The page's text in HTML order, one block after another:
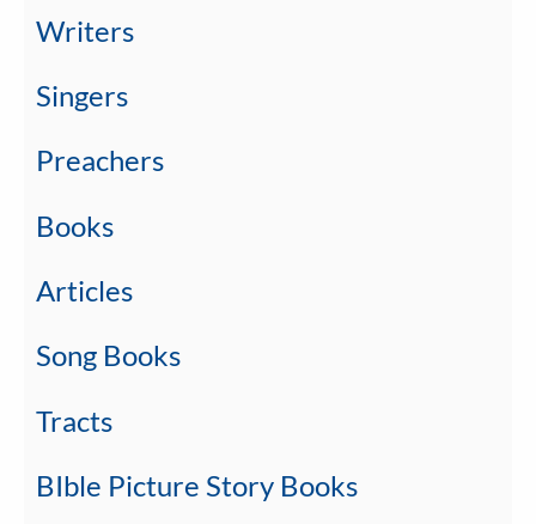
Writers
Singers
Preachers
Books
Articles
Song Books
Tracts
BIble Picture Story Books